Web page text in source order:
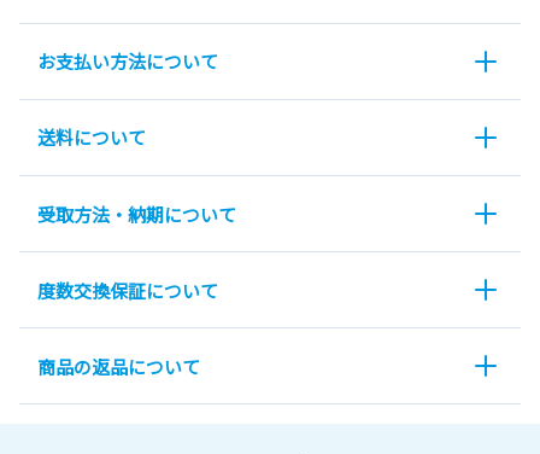
お支払い方法について
送料について
受取方法・納期について
度数交換保証について
商品の返品について